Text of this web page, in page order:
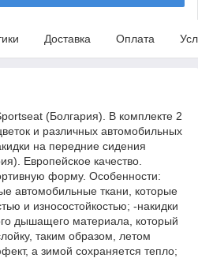
Доставка Оплата
(Болгария). В комплекте 2
и различных автомобильных
на передние сидения
Европейское качество.
форму. Особенности:
автомобильные ткани, которые
и износостойкостью; -накидки
дышащего материала, который
таким образом, летом
а зимой сохраняется тепло;